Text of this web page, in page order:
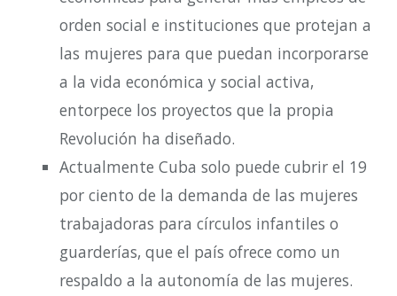
orden social e instituciones que protejan a
las mujeres para que puedan incorporarse
a la vida económica y social activa,
entorpece los proyectos que la propia
Revolución ha diseñado.
Actualmente Cuba solo puede cubrir el 19
por ciento de la demanda de las mujeres
trabajadoras para círculos infantiles o
guarderías, que el país ofrece como un
respaldo a la autonomía de las mujeres.